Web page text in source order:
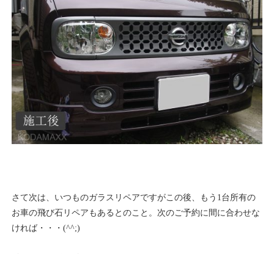
さて次は、いつものガラスリペアですがこの後、もう1台所有の
お車の飛び石リペアもあるとのこと。次のご予約に間に合わせな
ければ・・・(^^;)